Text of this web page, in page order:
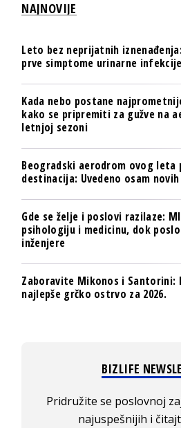
NAJNOVIJE
Leto bez neprijatnih
prve simptome urinarne infekcije
Kada nebo postane
kako se pripremiti za gužve na
letnjoj sezoni
Beogradski aerodrom ovog leta
destinacija: Uvedeno osam
Gde se želje i poslovi razilaze:
psihologiju i medicinu, dok
inženjere
Zaboravite Mikonos i Santorini:
najlepše grčko ostrvo za 2026.
BIZLIFE
Pridružite se poslovnoj
najuspešnijih i